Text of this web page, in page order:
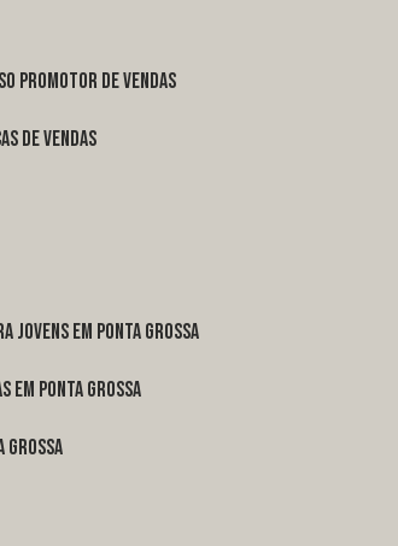
promotor de vendas
de vendas
jovens em Ponta Grossa
em Ponta Grossa
Grossa